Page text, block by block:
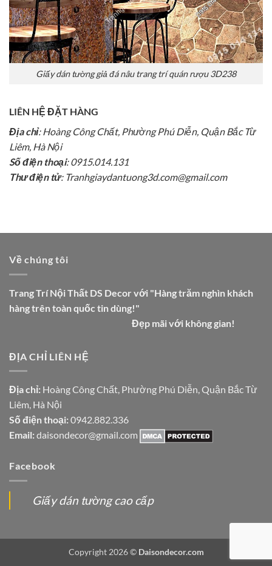
Giấy dán tường giả đá nâu trang trí quán rượu 3D238
LIÊN HỆ ĐẶT HÀNG
Địa chỉ: Hoàng Công Chất, Phường Phú Diễn, Quận Bắc Từ
Liêm, Hà Nội
Số điện thoại: 0915.014.131
Thư điện tử: Tranhgiaydantuong3d.com@gmail.com
Về chúng tôi
Trang Trí Nội Thất DS Decor với "Hàng trăm nghìn khách
hàng trên toàn quốc tin dùng!"
Đẹp mãi với không gian!
ĐỊA CHỈ LIÊN HỆ
Địa chỉ: Hoàng Công Chất, Phường Phú Diễn, Quận Bắc Từ
Liêm, Hà Nội
Số điện thoại: 0942.882.336
Email: daisondecor@gmail.com
Facebook
Giấy dán tường cao cấp
Copyright 2026 © Daisondecor.com